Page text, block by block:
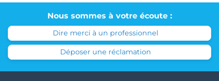
Nous sommes à votre écoute :
Dire merci à un professionnel
Déposer une réclamation